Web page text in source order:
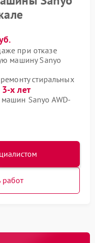
при отказе
машину Sanyo
стиральных
х лет
Sanyo AWD-
работ